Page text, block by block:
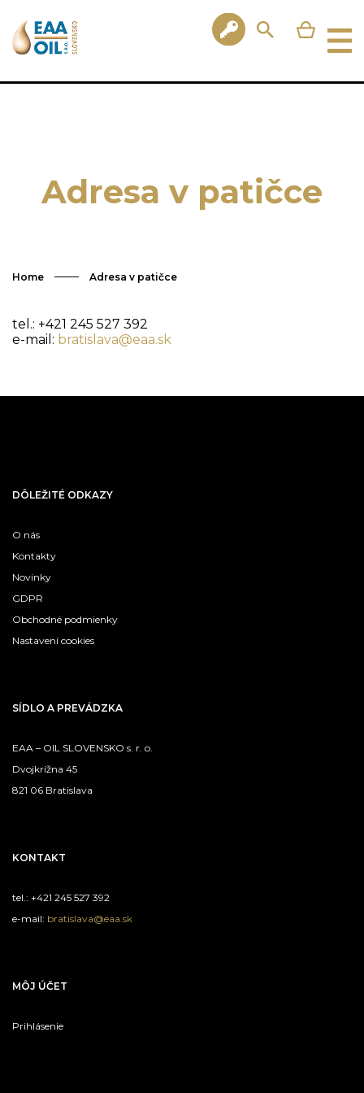
Adresa v patičce
Home Adresa v patičce
tel.: +421 245 527 392
e-mail: bratislava@eaa.sk
DÔLEŽITÉ ODKAZY
O nás
Kontakty
Novinky
GDPR
Obchodné podmienky
Nastavení cookies
SÍDLO A PREVÁDZKA
EAA – OIL SLOVENSKO s. r. o.
Dvojkrížna 45
821 06 Bratislava
KONTAKT
tel.: +421 245 527 392
e-mail: bratislava@eaa.sk
MÔJ ÚČET
Prihlásenie